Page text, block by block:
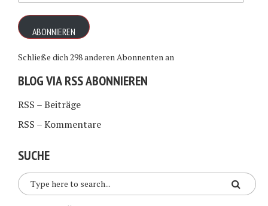
Mail-
Adresse
ABONNIEREN
Schließe dich 298 anderen Abonnenten an
BLOG VIA RSS ABONNIEREN
RSS – Beiträge
RSS – Kommentare
SUCHE